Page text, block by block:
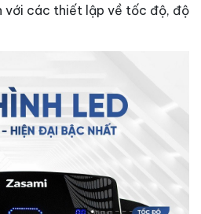
với các thiết lập về tốc độ, độ